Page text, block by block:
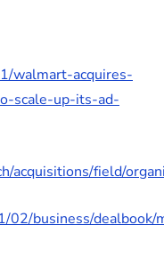
walmart-acquires-
scale-up-its-ad-
acquisitions/field/
business/dealbook/